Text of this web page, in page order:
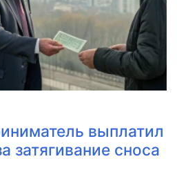
выплатил
затягивание сноса